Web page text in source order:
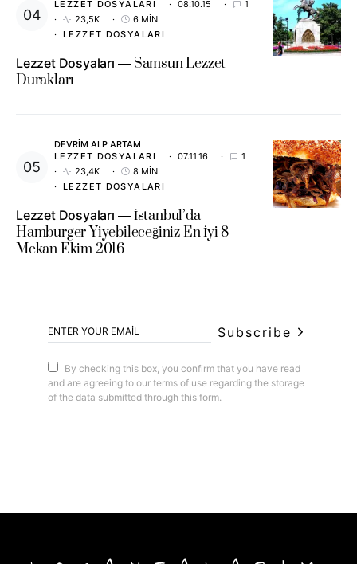
LEZZET DOSYALARI
08.10.15
1
23,5K
6 MIN
LEZZET DOSYALARI
Lezzet Dosyaları
Samsun Lezzet
Durakları
DEVRIM ALP ARTAM
LEZZET DOSYALARI
07.11.16
1
23,4K
8 MIN
LEZZET DOSYALARI
Lezzet Dosyaları
İstanbul’da
Hamburger Yiyebileceğiniz En İyi 8
Mekan Ekim 2016
Subscribe
By checking this box, you confirm that you have read
and are agreeing to our terms of use regarding the storage
of the data submitted through this form.